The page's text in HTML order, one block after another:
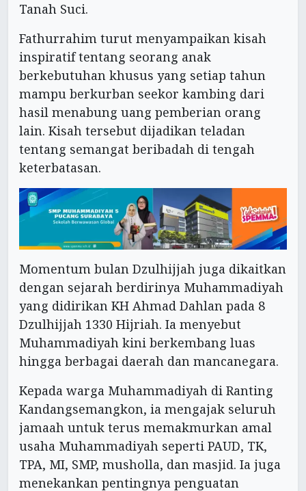
Tanah Suci.
Fathurrahim turut menyampaikan kisah
inspiratif tentang seorang anak
berkebutuhan khusus yang setiap tahun
mampu berkurban seekor kambing dari
hasil menabung uang pemberian orang
lain. Kisah tersebut dijadikan teladan
tentang semangat beribadah di tengah
keterbatasan.
Momentum bulan Dzulhijjah juga dikaitkan
dengan sejarah berdirinya Muhammadiyah
yang didirikan KH Ahmad Dahlan pada 8
Dzulhijjah 1330 Hijriah. Ia menyebut
Muhammadiyah kini berkembang luas
hingga berbagai daerah dan mancanegara.
Kepada warga Muhammadiyah di Ranting
Kandangsemangkon, ia mengajak seluruh
jamaah untuk terus memakmurkan amal
usaha Muhammadiyah seperti PAUD, TK,
TPA, MI, SMP, musholla, dan masjid. Ia juga
menekankan pentingnya penguatan